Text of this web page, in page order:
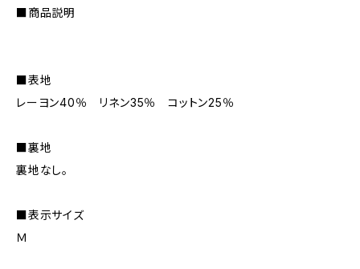
■商品説明
■表地
レーヨン40％ リネン35％ コットン25％
■裏地
裏地なし。
■表示サイズ
Ｍ